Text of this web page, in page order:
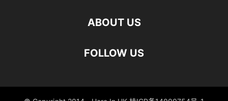
ABOUT US
FOLLOW US